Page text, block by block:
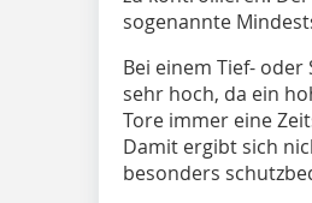
sogenannte
Bei einem Tief-
sehr hoch, da ein
Tore immer eine
Damit ergibt sich
besonders